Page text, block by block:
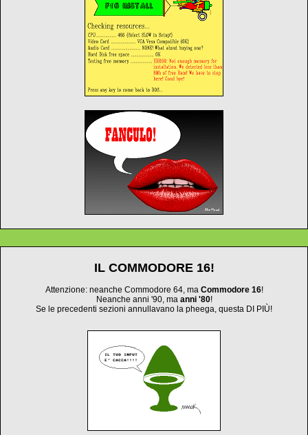
IL COMMODORE 16!
Attenzione: neanche Commodore 64, ma Commodore 16!
Neanche anni '90, ma anni '80!
Se le precedenti sezioni annullavano la pheega, questa DI PIÙ!